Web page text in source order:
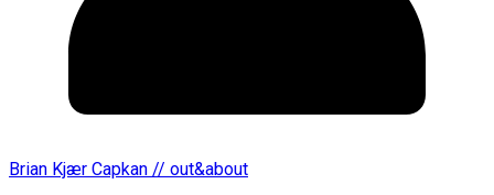
Brian Kjær Capkan // out&about